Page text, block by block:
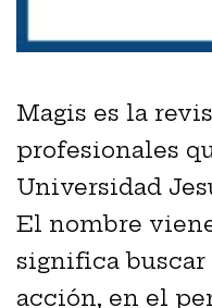
Magis es la
profesionales
Universidad
El nombre
significa
acción, en el